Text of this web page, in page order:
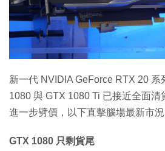
特集
新一代 NVIDIA GeForce RTX 20 系
1080 與 GTX 1080 Ti 已接近全面
進一步劈價，以下直擊腦場最新市況
GTX 1080 只剩貨尾